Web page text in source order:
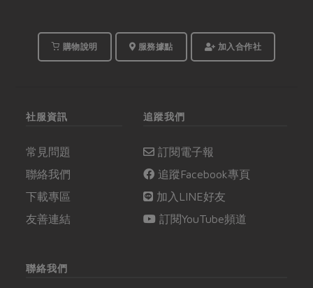
購物說明 服務據點 加入合作社
社服資訊
常見問題
聯絡我們
下載專區
友善連結
追蹤我們
訂閱電子報
追蹤Facebook專頁
加入LINE好友
訂閱YouTube頻道
聯絡我們